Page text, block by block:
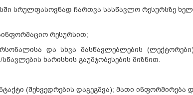
სრულფასოვნად ჩართვა სასწავლო რესურსზე
რესურსით;
და სხვა მასწავლებლების
ხარისხის გაუმჯობესების მიზნით.
(შეხვედრების დაგეგმვა); მათი ინფორმირება